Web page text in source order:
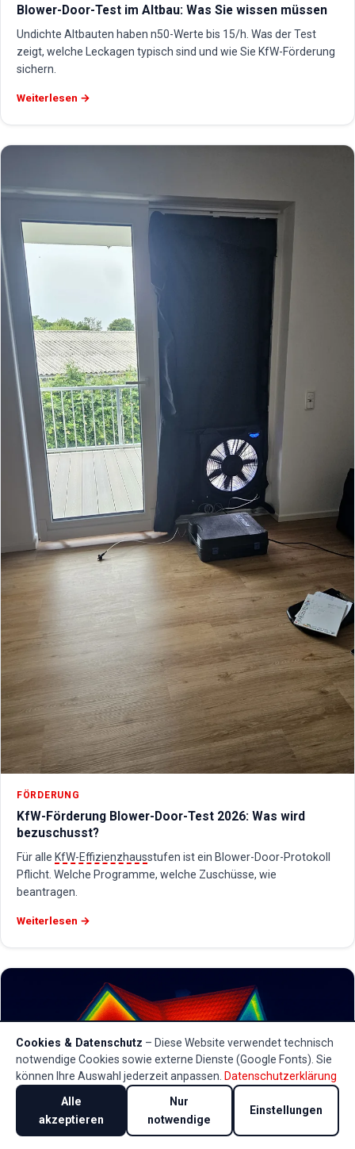
Blower-Door-Test im Altbau: Was Sie wissen müssen
Undichte Altbauten haben n50-Werte bis 15/h. Was der Test
zeigt, welche Leckagen typisch sind und wie Sie KfW-Förderung
sichern.
Weiterlesen →
FÖRDERUNG
KfW-Förderung Blower-Door-Test 2026: Was wird
bezuschusst?
Für alle KfW-Effizienzhausstufen ist ein Blower-Door-Protokoll
Pflicht. Welche Programme, welche Zuschüsse, wie
beantragen.
Weiterlesen →
Cookies & Datenschutz – Diese Website verwendet technisch
notwendige Cookies sowie externe Dienste (Google Fonts). Sie
können Ihre Auswahl jederzeit anpassen. Datenschutzerklärung
Alle
akzeptieren
Nur
notwendige
Einstellungen